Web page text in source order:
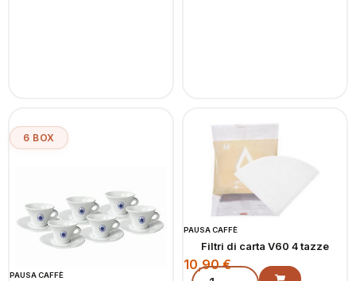
6 BOX
PAUSA CAFFÈ
PAUSA CAFFÈ
Filtri di carta V60 4 tazze
10,90€